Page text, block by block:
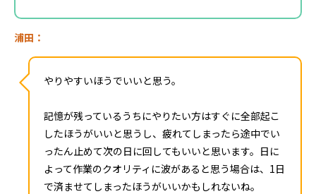
浦田：
やりやすいほうでいいと思う。
記憶が残っているうちにやりたい方はすぐに全部起こ
したほうがいいと思うし、疲れてしまったら途中でい
ったん止めて次の日に回してもいいと思います。日に
よって作業のクオリティに波があると思う場合は、1日
で済ませてしまったほうがいいかもしれないね。